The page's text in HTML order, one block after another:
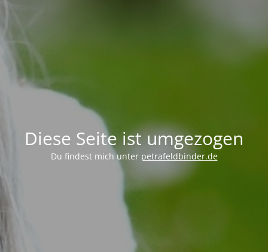
Diese Seite ist umgezogen
Du findest mich unter petrafeldbinder.de